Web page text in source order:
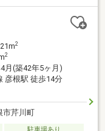
2
2
月(築42年5ヶ月)
彦根駅 徒歩14分
市芹川町
駐車場あり